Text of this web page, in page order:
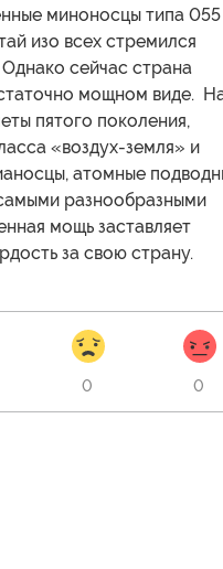
миноносцы типа 055
изо всех стремился
сейчас страна
мощном виде.
пятого поколения,
«воздух-земля» и
атомные
разнообразными
мощь заставляет
за свою страну.
0 0